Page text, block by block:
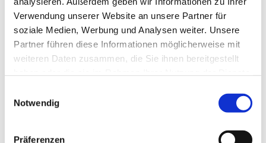
Verwendung unserer Website an unsere Partner für
soziale Medien, Werbung und Analysen weiter. Unsere
Partner führen diese Informationen möglicherweise mit
weiteren Daten zusammen, die Sie ihnen bereitgestellt
Notwendig
Präferenzen
Paulusgemeinde intensive Probenphasen zur
Vorbereitung auf größere Aufführungen statt. In
den vergangenen Jahren waren wir u.a. in
Lobethal, Rheinsberg, Marienthal, Bad Saarow und
Schmochtitz.
Hier mehr zur Paulus-Kantorei..